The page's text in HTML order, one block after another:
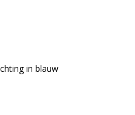
in blauw